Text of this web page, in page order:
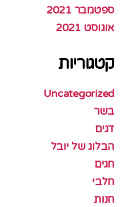
ספטמבר 2021
אוגוסט 2021
קטגוריות
Uncategorized
בשר
דגים
הבלוג של יובל
חגים
חלבי
חנות